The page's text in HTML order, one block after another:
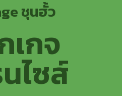
ชุนฮั้ว
เกจ
ไซส์